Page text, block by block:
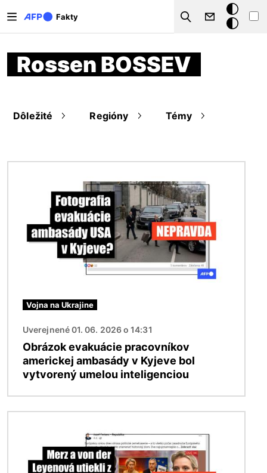
Fakty
Search
Tmavý
režim
Rossen BOSSEV
Dôležité Regióny Témy
Vojna na Ukrajine
Uverejnené 01. 06. 2026 o 14:31
Obrázok evakuácie pracovníkov
americkej ambasády v Kyjeve bol
vytvorený umelou inteligenciou